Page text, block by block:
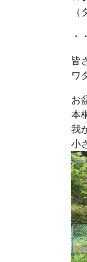
・
皆
ワ
お
本
我
小